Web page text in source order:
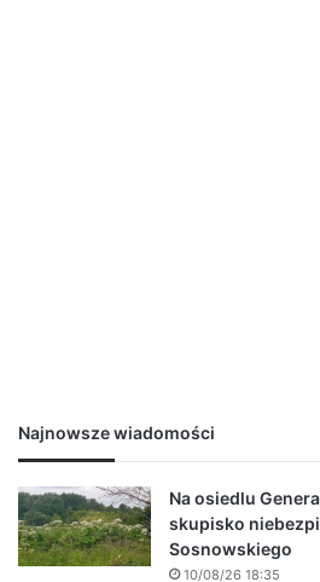
Najnowsze wiadomości
Na osiedlu
skupisko
Sosnowskiego
10/08/26 18:35